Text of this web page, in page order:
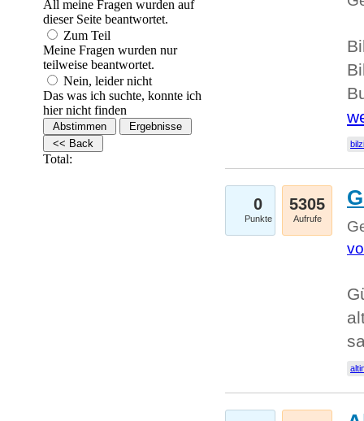
All meine Fragen wurden auf
dieser Seite beantwortet.
Zum Teil
Meine Fragen wurden nur
teilweise beantwortet.
Nein, leider nicht
Das was ich suchte, konnte ich
hier nicht finden
Total:
0
Punkte
5305
Aufrufe